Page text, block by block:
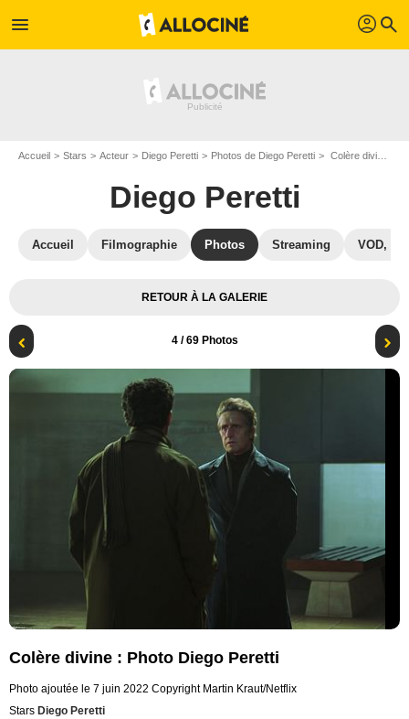
menu profil search
Accueil Stars Acteur Diego Peretti Photos de Diego Peretti Colère divine : Photo Diego Peretti
Diego Peretti
Accueil Filmographie Photos Streaming VOD,
RETOUR À LA GALERIE
4/ 69 Photos
Colère divine : Photo Diego Peretti
Photo ajoutée le 7 juin 2022 Copyright Martin Kraut/Netflix
Stars Diego Peretti